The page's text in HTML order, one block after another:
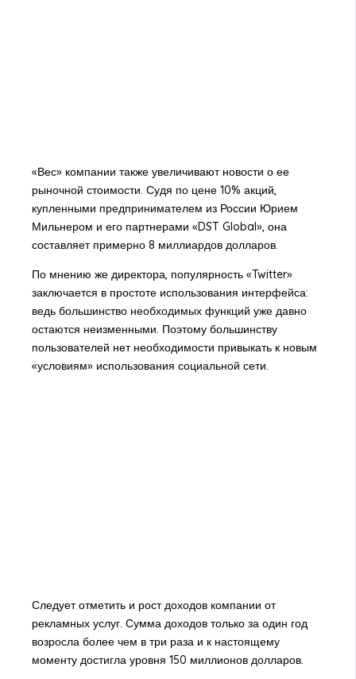
«Вес» компании также увеличивают новости о ее
рыночной стоимости. Судя по цене 10% акций,
купленными предпринимателем из России Юрием
Мильнером и его партнерами «DST Global», она
составляет примерно 8 миллиардов долларов.
По мнению же директора, популярность «Twitter»
заключается в простоте использования интерфейса:
ведь большинство необходимых функций уже давно
остаются неизменными. Поэтому большинству
пользователей нет необходимости привыкать к новым
«условиям» использования социальной сети.
Следует отметить и рост доходов компании от
рекламных услуг. Сумма доходов только за один год
возросла более чем в три раза и к настоящему
моменту достигла уровня 150 миллионов долларов.